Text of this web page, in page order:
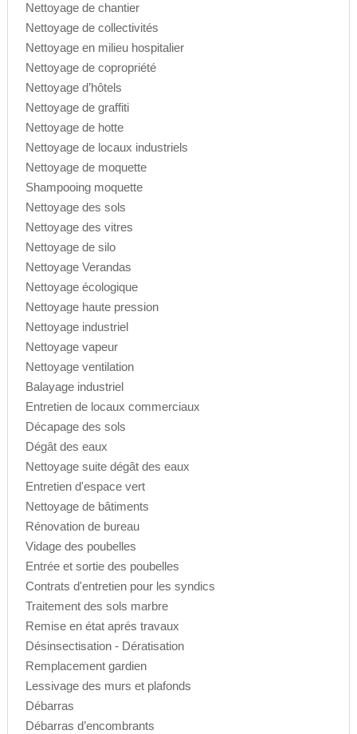
Nettoyage de chantier
Nettoyage de collectivités
Nettoyage en milieu hospitalier
Nettoyage de copropriété
Nettoyage d’hôtels
Nettoyage de graffiti
Nettoyage de hotte
Nettoyage de locaux industriels
Nettoyage de moquette
Shampooing moquette
Nettoyage des sols
Nettoyage des vitres
Nettoyage de silo
Nettoyage Verandas
Nettoyage écologique
Nettoyage haute pression
Nettoyage industriel
Nettoyage vapeur
Nettoyage ventilation
Balayage industriel
Entretien de locaux commerciaux
Décapage des sols
Dégât des eaux
Nettoyage suite dégât des eaux
Entretien d'espace vert
Nettoyage de bâtiments
Rénovation de bureau
Vidage des poubelles
Entrée et sortie des poubelles
Contrats d'entretien pour les syndics
Traitement des sols marbre
Remise en état aprés travaux
Désinsectisation - Dératisation
Remplacement gardien
Lessivage des murs et plafonds
Débarras
Débarras d’encombrants